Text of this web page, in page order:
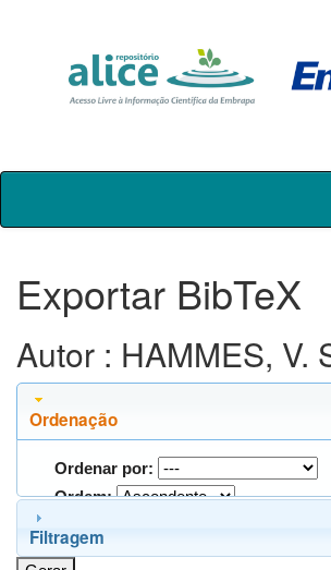
Skip
Exportar BibTeX
Autor : HAMMES, V.
Ordenação
Ordenar por:
Ordem:
Filtragem